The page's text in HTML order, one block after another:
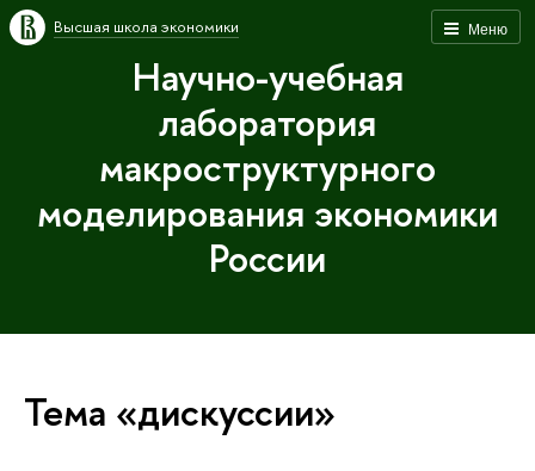
Меню
Высшая школа экономики
Научно-учебная
лаборатория
макроструктурного
моделирования экономики
России
Тема «дискуссии»